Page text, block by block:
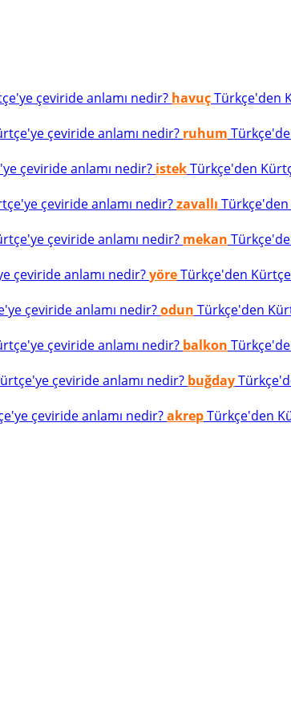
çeviride anlamı nedir? havuçTürkçe'den
çeviride anlamı nedir? ruhum
çeviride anlamı nedir? istekTürkçe'den
çeviride anlamı nedir?zavallı
çeviride anlamı nedir? mekan
çeviride anlamı nedir?yöreTürkçe'den
çeviride anlamı nedir?odun Türkçe'den
çeviride anlamı nedir? balkon
çeviride anlamı nedir? buğday
çeviride anlamı nedir?akrepTürkçe'den